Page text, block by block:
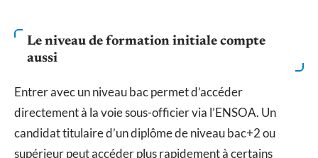
Le niveau de formation initiale compte
aussi
Entrer avec un niveau bac permet d’accéder
directement à la voie sous-officier via l’ENSOA. Un
candidat titulaire d’un diplôme de niveau bac+2 ou
supérieur peut accéder plus rapidement à certains